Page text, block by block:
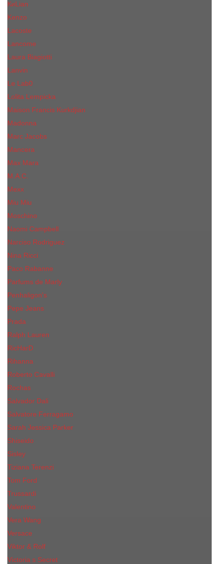
КиLian
Kenzo
Lacoste
Lancome
Laura Biagiotti
Lanvin
Lе Lab0
Lolita Lempicka
Maison Francis Kurkdjian
Madonna
Marc Jacobs
Mancera
Max Mara
M.А.C.
Mexx
Miu Miu
Mоsсhino
Naomi Campbell
Narciso Rodriguez
Nina Ricci
Paco Rabanne
Parfums de Marly
Penhaligon's
Pepe Jeans
Prada
Ralph Lauren
RicHarD
Rihanna
Roberto Cavalli
Rochas
Salvador Dali
Salvatore Ferragamo
Sarah Jessica Parker
Shiseido
Sisley
Tiziana Terenzi
Tom Ford
Trussardi
Valentino
Vera Wang
Versace
Viktor & Rolf
Victoria s Secret